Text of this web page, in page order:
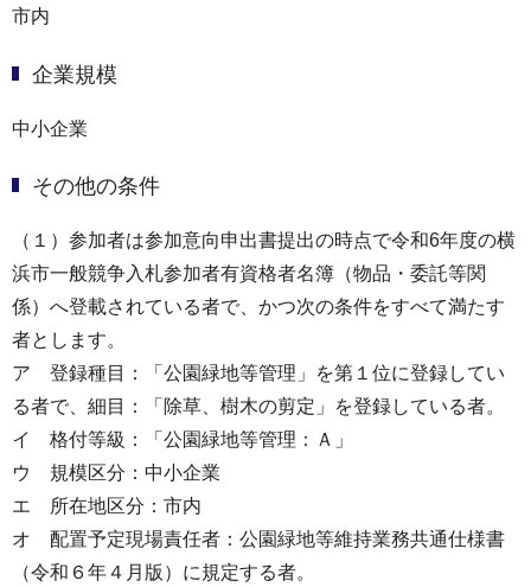
市内
企業規模
中小企業
その他の条件
（１）参加者は参加意向申出書提出の時点で令和6年度の横
浜市一般競争入札参加者有資格者名簿（物品・委託等関
係）へ登載されている者で、かつ次の条件をすべて満たす
者とします。
ア 登録種目：「公園緑地等管理」を第１位に登録してい
る者で、細目：「除草、樹木の剪定」を登録している者。
イ 格付等級：「公園緑地等管理：Ａ」
ウ 規模区分：中小企業
エ 所在地区分：市内
オ 配置予定現場責任者：公園緑地等維持業務共通仕様書
（令和６年４月版）に規定する者。